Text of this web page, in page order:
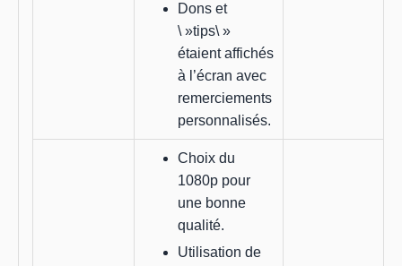
Dons et
\ »tips\ »
étaient affichés
à l’écran avec
remerciements
personnalisés.
Choix du
1080p pour
une bonne
qualité.
Utilisation de